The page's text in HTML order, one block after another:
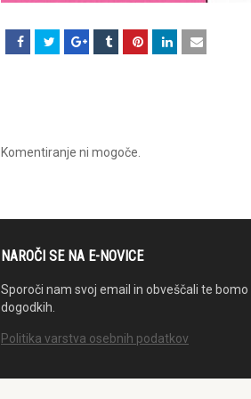
Komentiranje ni mogoče.
NAROČI SE NA E-NOVICE
Sporoči nam svoj email in obveščali te bomo
dogodkih.
Politika varstva osebnih podatkov